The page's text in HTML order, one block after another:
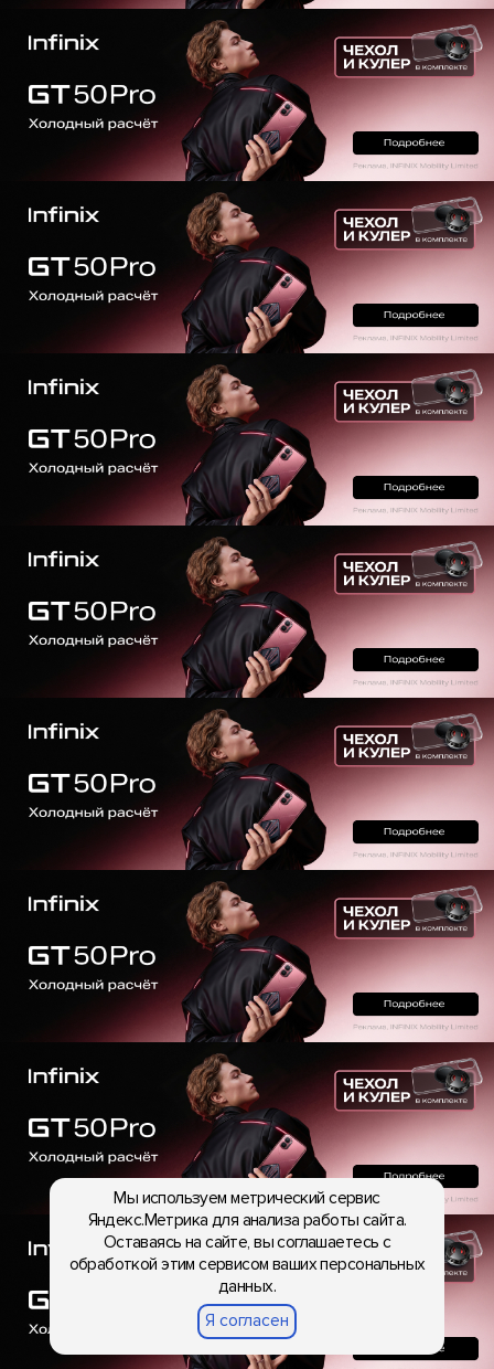
Мы используем метрический сервис
Яндекс.Метрика для анализа работы сайта.
Оставаясь на сайте, вы соглашаетесь с
обработкой этим сервисом ваших персональных
данных.
Я согласен